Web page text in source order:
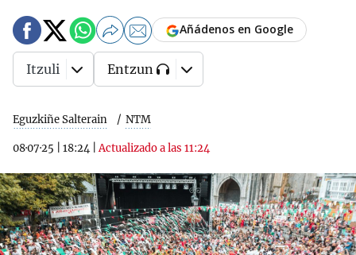
Eguzkiñe Salterain NTM
08·07·25 18:24 |Actualizado a las 11:24
Añádenos en Google
Itzuli Entzun